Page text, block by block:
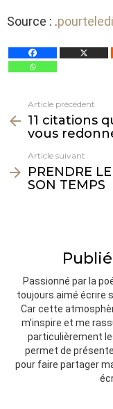
Source : .
plus
Article précédent
11 citations
vous
Article suivant
PRENDRE
SON TEMPS
Passionné par la
toujours aimé écrire
Car cette
m'inspire et me
particulièrement
permet de
pour faire partager